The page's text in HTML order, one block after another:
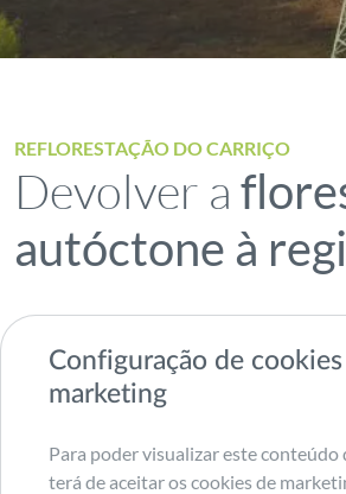
REFLORESTAÇÃO DO CARRIÇO
Devolver a
autóctone à
Configuração de
marketing
Para poder visualizar este conteúdo
terá de aceitar os cookies de